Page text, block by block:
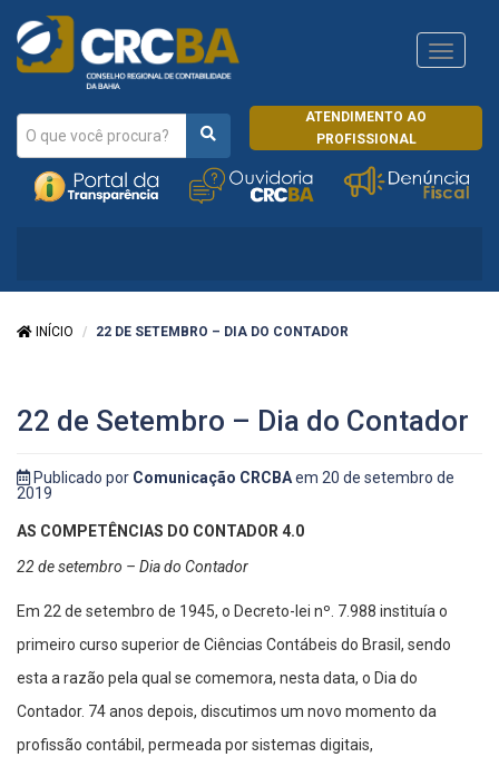
ATENDIMENTO AO
PROFISSIONAL
CRCRJ
INÍCIO 22 DE SETEMBRO – DIA DO CONTADOR
22 de Setembro – Dia do Contador
Publicado por Comunicação CRCBAem 20 de setembro de
2019
AS COMPETÊNCIAS DO CONTADOR 4.0
22 de setembro – Dia do Contador
Em 22 de setembro de 1945, o Decreto-lei nº. 7.988 instituía o
primeiro curso superior de Ciências Contábeis do Brasil, sendo
esta a razão pela qual se comemora, nesta data, o Dia do
Contador. 74 anos depois, discutimos um novo momento da
profissão contábil, permeada por sistemas digitais,